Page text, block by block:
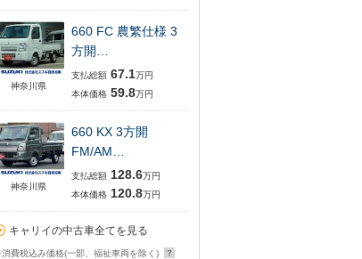
神奈川県
660 FC 農繁仕様 3
方開…
支払総額 67.1万円
本体価格 59.8万円
神奈川県
660 KX 3方開
FM/AM…
支払総額 128.6万円
本体価格 120.8万円
キャリイの中古車全てを見る
費税込み価格(一部、福祉車両を除く)